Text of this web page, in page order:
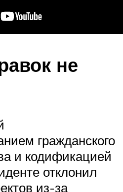
не
гражданского
и кодификацией
отклонил
из-за